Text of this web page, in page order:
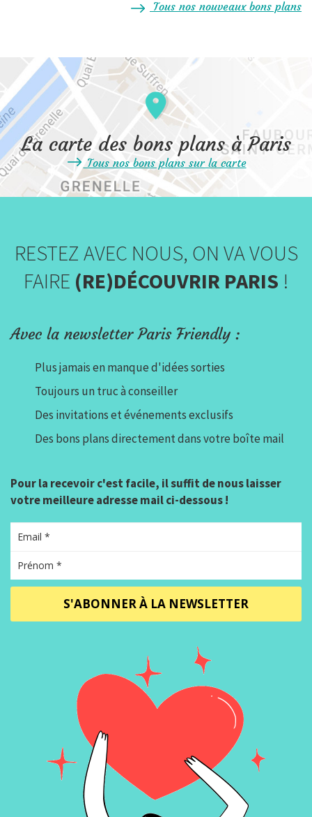
Tous nos nouveaux bons plans
La carte des bons plans à Paris
Tous nos bons plans sur la carte
RESTEZ AVEC NOUS, ON VA VOUS
FAIRE (RE)DÉCOUVRIR PARIS !
Avec la newsletter Paris Friendly :
Plus jamais en manque d'idées sorties
Toujours un truc à conseiller
Des invitations et événements exclusifs
Des bons plans directement dans votre boîte mail
Pour la recevoir c'est facile, il suffit de nous laisser
votre meilleure adresse mail ci-dessous !
S'ABONNER À LA NEWSLETTER